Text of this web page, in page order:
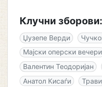
Клучни зборови:
Џузепе Верди
Мајски оперски вечери
Валентин Теодоријан
Анатол Кисаѓи